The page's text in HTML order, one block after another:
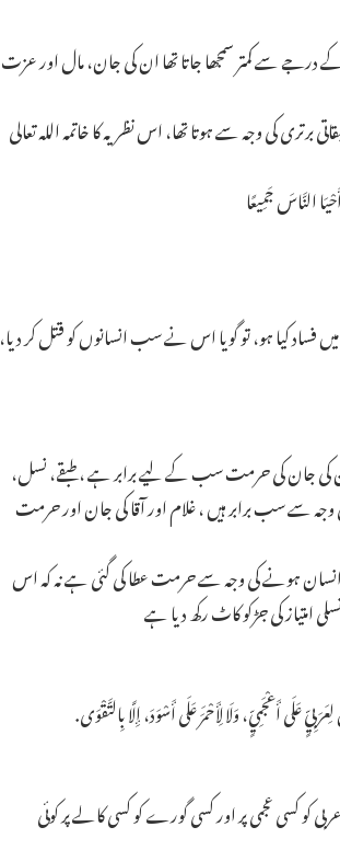
درجے سے کمتر سمجھا جاتا تھا ان کی جان، مال اور عزت
برتری کی وجہ سے ہوتا تھا، اس نظریہ کا خاتمہ اللہ تعالی
النَّاسَ جَمِيعًا
کیا ہو، تو گویا اس نے سب انسانوں کو قتل کر دیا،
کی جان کی حرمت سب کے لیے برابر ہے ،طبقے، نسل،
سب برابر ہیں ، غلام اور آقا کی جان اور حرمت
انسان ہونے کی وجہ سے حرمت عطا کی گئی ہے نہ کہ اس
امتیاز کی جڑکو کاٹ رکھ دیا ہے ـ
عَلَى أَعْجَمِيٍّ، وَلَا لِأَحْمَرَ عَلَى أَسْوَدَ، إِلَّا بِالتَّقْوَى.
عجمی پر اور کسی گورے کو کسی کالے پر کوئی